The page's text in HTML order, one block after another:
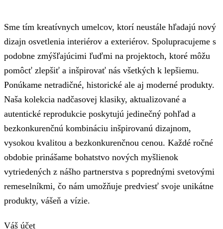
Sme tím kreatívnych umelcov, ktorí neustále hľadajú nový
dizajn osvetlenia interiérov a exteriérov. Spolupracujeme s
podobne zmýšľajúcimi ľuďmi na projektoch, ktoré môžu
pomôcť zlepšiť a inšpirovať nás všetkých k lepšiemu.
Ponúkame netradičné, historické ale aj moderné produkty.
Naša kolekcia nadčasovej klasiky, aktualizované a
autentické reprodukcie poskytujú jedinečný pohľad a
bezkonkurenčnú kombináciu inšpirovanú dizajnom,
vysokou kvalitou a bezkonkurenčnou cenou. Každé ročné
obdobie prinášame bohatstvo nových myšlienok
vytriedených z nášho partnerstva s poprednými svetovými
remeselníkmi, čo nám umožňuje predviesť svoje unikátne
produkty, vášeň a vízie.
Váš účet